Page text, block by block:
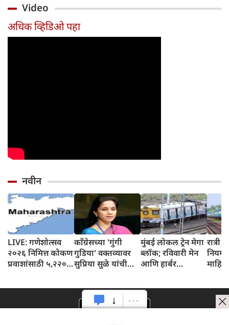
जाणून घ्या
संपतील आणि शुभ
दिवसांची सुरुवात
होईल
तुम्हाला ठाऊक
Video
अधिक व्हिडिओ पहा
नवीन
LIVE: गणेशोत्सव
२०२६ निमित्त कोकण
प्रवाशांसाठी ५,२२०
काँग्रेसच्या 'गुंगी
गुडिया' वक्तव्यावर
सुप्रिया सुळे यांची
म्हणाल्या....
मुंबई लोकल ट्रेन मेगा
ब्लॉक; रविवारी मेन
आणि हार्बर
रात्री
नियम